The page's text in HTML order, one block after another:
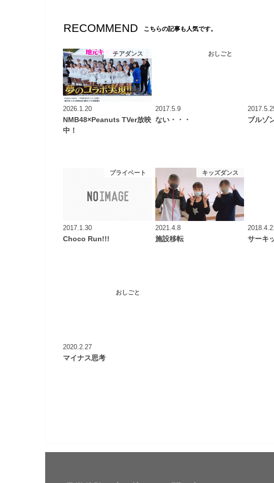
RECOMMEND こちらの記事も人気です。
チアダンス
2026.1.20
NMB48×Peanuts TVer放映
中！
おしごと
2017.5.9
ない・・・ ブルゾ
プライベート
2017.1.30
Choco Run!!!
キッズダンス
2021.4.8
施設移転 サーキ
おしごと
2020.2.27
マイナス思考